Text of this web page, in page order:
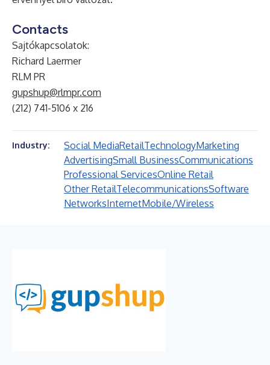
Contacts
Sajtókapcsolatok:
Richard Laermer
RLM PR
gupshup@rlmpr.com
(212) 741-5106 x 216
Industry: Social MediaRetailTechnologyMarketing
AdvertisingSmall BusinessCommunications
Professional ServicesOnline Retail
Other RetailTelecommunicationsSoftware
NetworksInternetMobile/Wireless